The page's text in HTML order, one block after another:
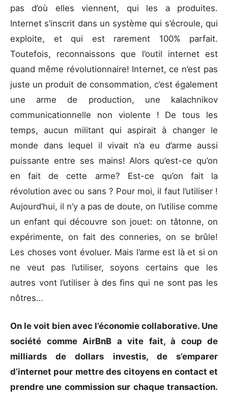
pas d’où elles viennent, qui les a produites.
Internet s’inscrit dans un système qui s’écroule, qui
exploite, et qui est rarement 100% parfait.
Toutefois, reconnaissons que l’outil internet est
quand même révolutionnaire! Internet, ce n’est pas
juste un produit de consommation, c’est également
une arme de production, une kalachnikov
communicationnelle non violente ! De tous les
temps, aucun militant qui aspirait à changer le
monde dans lequel il vivait n’a eu d’arme aussi
puissante entre ses mains! Alors qu’est-ce qu’on
en fait de cette arme? Est-ce qu’on fait la
révolution avec ou sans ? Pour moi, il faut l’utiliser !
Aujourd’hui, il n’y a pas de doute, on l’utilise comme
un enfant qui découvre son jouet: on tâtonne, on
expérimente, on fait des conneries, on se brûle!
Les choses vont évoluer. Mais l’arme est là et si on
ne veut pas l’utiliser, soyons certains que les
autres vont l’utiliser à des fins qui ne sont pas les
nôtres…
On le voit bien avec l’économie collaborative. Une
société comme AirBnB a vite fait, à coup de
milliards de dollars investis, de s’emparer
d’internet pour mettre des citoyens en contact et
prendre une commission sur chaque transaction.